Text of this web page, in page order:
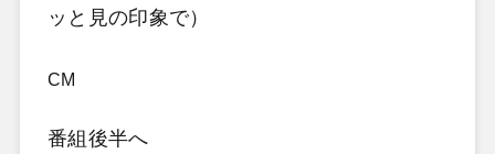
ッと見の印象で）
CM
番組後半へ